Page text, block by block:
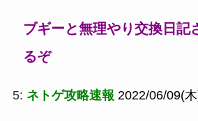
ブギーと無理やり交換日記
るぞ
5: ネトゲ攻略速報 2022/06/09(